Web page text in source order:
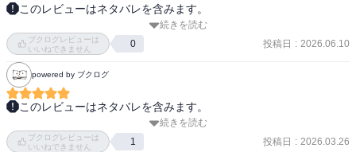
う。このレビューはネタバレを含みます。
神奈川実業に野球部狩りが現れたり、
野球部狩りの正体を見破って桐山を野球部に勧誘したり、
三馬が入部を賭けて桐山とストラックアウトで勝負したり、
伊能がスタメンを賭けて桐山と１打席勝負をしたり、
聖テレーズ学園と練習試合したり。
続きを読む
ブクログレビューは
いいねできません
0 投稿日 : 2026.06.10
powered by ブクログ
このレビューはネタバレを含みます。
野球のルールって結構細かく定められているんだなあってことをサ
ンキューピッチを読んで学びました。
続きを読む
ブクログレビューは
いいねできません
1 投稿日 : 2026.03.26